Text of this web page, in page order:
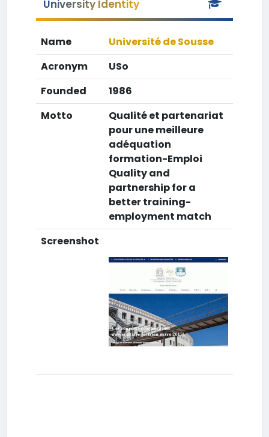
University Identity
Name
Université de Sousse
Acronym
USo
Founded
1986
Motto
Qualité et partenariat
pour une meilleure
adéquation
formation-Emploi
Quality and
partnership for a
better training-
employment match
Screenshot